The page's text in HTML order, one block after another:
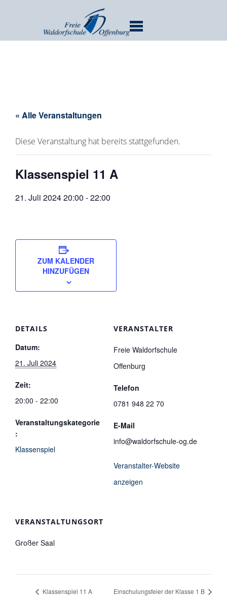
« Alle Veranstaltungen
Diese Veranstaltung hat bereits stattgefunden.
Klassenspiel 11 A
21. Juli 2024 20:00 -22:00
ZUM KALENDER
HINZUFÜGEN
DETAILS
Datum:
21. Juli 2024
Zeit:
20:00 - 22:00
Veranstaltungskategorie
:
Klassenspiel
VERANSTALTER
Freie Waldorfschule
Offenburg
Telefon
0781 948 22 70
E-Mail
info@waldorfschule-og.de
Veranstalter-Website
anzeigen
VERANSTALTUNGSORT
Großer Saal
Klassenspiel 11 A Einschulungsfeier der Klasse 1 B